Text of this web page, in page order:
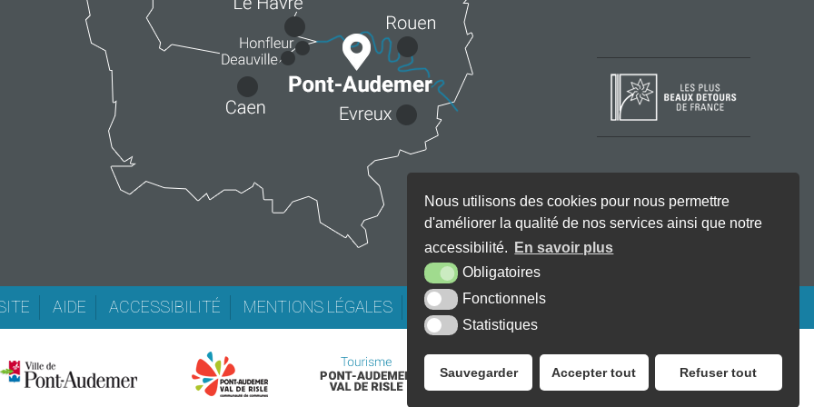
Nous utilisons des cookies pour nous permettre
d'améliorer la qualité de nos services ainsi que notre
accessibilité.
En savoir plus
Obligatoires
Fonctionnels
Statistiques
Sauvegarder Accepter tout Refuser tout
AIDE ACCESSIBILITÉ MENTIONS LÉGALES KREA3